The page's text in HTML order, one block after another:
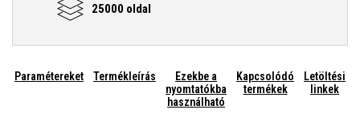
25000 oldal
Paramétereket Termékleírás
Ezekbe a
nyomtatókba
használható
Kapcsolódó
termékek
Letöltési
linkek